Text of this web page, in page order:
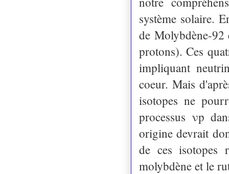
système solaire.
de Molybdène-
protons). Ces
impliquant
coeur. Mais
isotopes ne
processus νp
origine devrait
de ces isotopes
molybdène et le